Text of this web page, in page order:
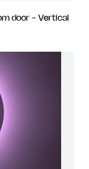
door - Vertical